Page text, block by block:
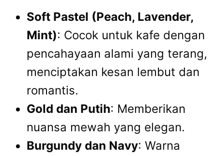
Soft Pastel (Peach, Lavender,
Mint): Cocok untuk kafe dengan
pencahayaan alami yang terang,
menciptakan kesan lembut dan
romantis.
Gold dan Putih: Memberikan
nuansa mewah yang elegan.
Burgundy dan Navy: Warna